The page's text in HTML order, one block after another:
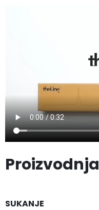
Proizvodnja
SUKANJE